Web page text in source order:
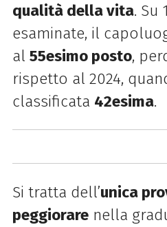
qualità della vita. Su
esaminate, il
al 55esimo posto,
rispetto al 2024,
classificata 42esima.
Si tratta dell’unica
peggiorarenella